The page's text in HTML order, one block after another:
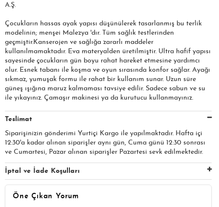
A.Ş.​​​
Çocukların hassas ayak yapısı düşünülerek tasarlanmış bu terlik
modelinin; menşei Malezya 'dır. Tüm sağlık testlerinden
geçmiştir.Kanserojen ve sağlığa zararlı maddeler
kullanılmamaktadır. Eva materyalden üretilmiştir. Ultra hafif yapısı
sayesinde çocukların gün boyu rahat hareket etmesine yardımcı
olur. Esnek tabanı ile koşma ve oyun sırasında konfor sağlar. Ayağı
sıkmaz, yumuşak formu ile rahat bir kullanım sunar. Uzun süre
güneş ışığına maruz kalmaması tavsiye edilir. Sadece sabun ve su
ile yıkayınız. Çamaşır makinesi ya da kurutucu kullanmayınız.
Teslimat
Siparişinizin gönderimi Yurtiçi Kargo ile yapılmaktadır. Hafta içi
12:30'a kadar alınan siparişler aynı gün, Cuma günü 12:30 sonrası
ve Cumartesi, Pazar alınan siparişler Pazartesi sevk edilmektedir.
İptal ve İade Koşulları
Öne Çıkan Yorum